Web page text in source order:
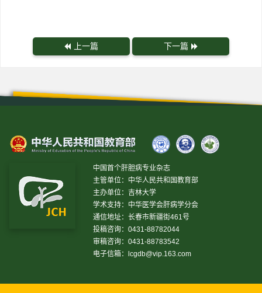
上一篇 下一篇
中国首个肝胆病专业杂志
主管单位：中华人民共和国教育部
主办单位：吉林大学
学术支持：中华医学会肝病学分会
通信地址：长春市新疆街461号
投稿咨询：0431-88782044
审稿咨询：0431-88783542
电子信箱：
lcgdb@vip.163.com